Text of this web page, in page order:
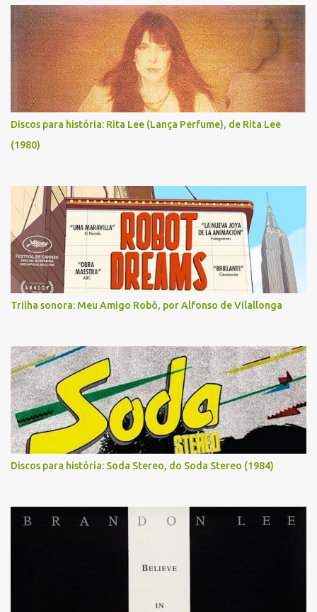
Discos para história: Rita Lee (Lança Perfume), de Rita Lee
(1980)
Trilha sonora: Meu Amigo Robô, por Alfonso de Vilallonga
Discos para história: Soda Stereo, do Soda Stereo (1984)